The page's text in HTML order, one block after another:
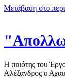
Μετάβαση στο
Η ποιότης του
Αλέξανδρος ο